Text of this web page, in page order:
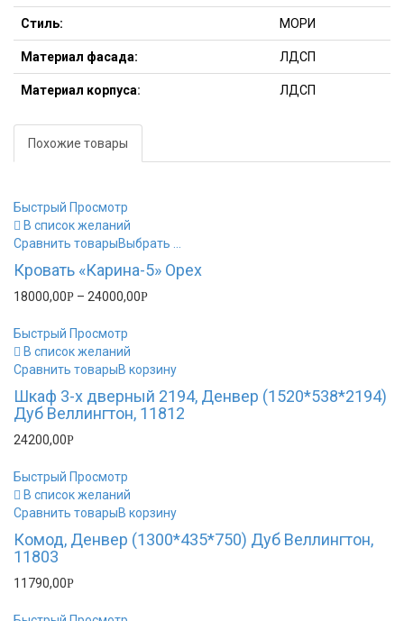
Стиль: МОРИ
Материал фасада: ЛДСП
Материал корпуса: ЛДСП
Похожие товары
Быстрый Просмотр
В список желаний
Сравнить товарыВыбрать ...
Кровать «Карина-5» Орех
18000,00Р – 24000,00Р
Быстрый Просмотр
В список желаний
Сравнить товарыВ корзину
Шкаф 3-х дверный 2194, Денвер (1520*538*2194)
Дуб Веллингтон, 11812
24200,00Р
Быстрый Просмотр
В список желаний
Сравнить товарыВ корзину
Комод, Денвер (1300*435*750) Дуб Веллингтон,
11803
11790,00Р